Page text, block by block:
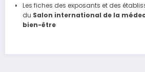
Les fiches des exposants et des
du Salon international de la
bien-être